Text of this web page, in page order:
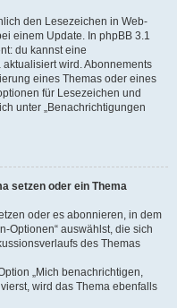
den Lesezeichen in Web-
einem Update. In phpBB 3.1
du kannst eine
wird. Abonnements
eines Themas oder eines
für Lesezeichen und
unter „Benachrichtigungen
setzen oder ein Thema
oder es abonnieren, in dem
Optionen“ auswählst, die sich
des Themas
„Mich benachrichtigen,
wird das Thema ebenfalls